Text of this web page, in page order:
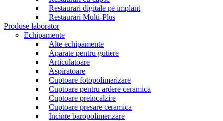
Restaurari digitale pe implant
Restaurari Multi-Plus
Produse laborator
Echipamente
Alte echipamente
Aparate pentru gutiere
Articulatoare
Aspiratoare
Cuptoare fotopolimerizare
Cuptoare pentru ardere ceramica
Cuptoare preincalzire
Cuptoare presare ceramica
Incinte baropolimerizare